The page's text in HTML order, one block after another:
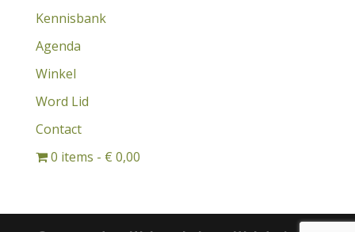
Kennisbank
Agenda
Winkel
Word Lid
Contact
0 items
€ 0,00